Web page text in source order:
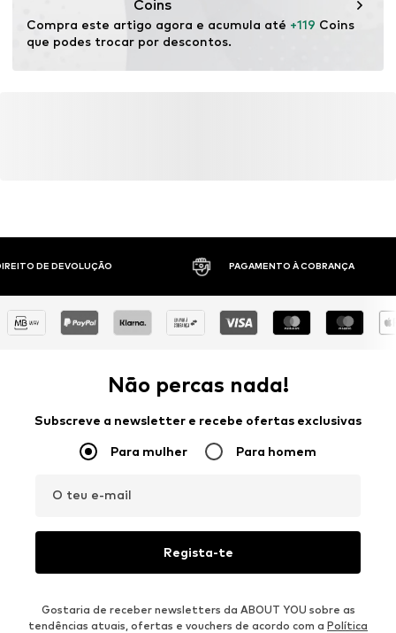
Coins
Compra este artigo agora e acumula até +119 Coins
que podes trocar por descontos.
DE DEVOLUÇÃO PAGAMENTO À COBRANÇA
Não percas nada!
Subscreve a newsletter e recebe ofertas exclusivas
Para mulher Para homem
O teu e-mail
Regista-te
Gostaria de receber newsletters da ABOUT YOU sobre as
tendências atuais, ofertas e vouchers de acordo com a Política